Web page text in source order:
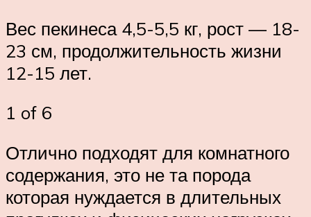
Вес пекинеса 4,5-5,5 кг, рост — 18-
23 см, продолжительность жизни
12-15 лет.
1 of 6
Отлично подходят для комнатного
содержания, это не та порода
которая нуждается в длительных